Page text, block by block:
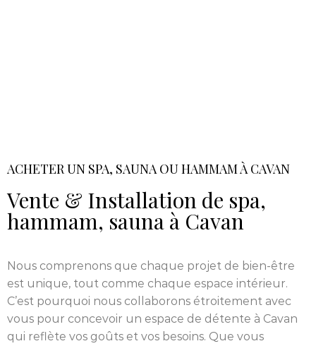
ACHETER UN SPA, SAUNA OU HAMMAM À CAVAN
Vente & Installation de spa,
hammam, sauna à Cavan
Nous comprenons que chaque projet de bien-être
est unique, tout comme chaque espace intérieur.
C’est pourquoi nous collaborons étroitement avec
vous pour concevoir un espace de détente à Cavan
qui reflète vos goûts et vos besoins. Que vous